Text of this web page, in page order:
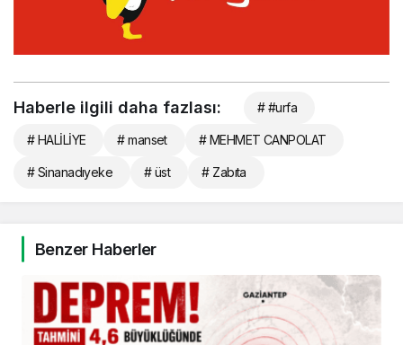
Haberle ilgili daha fazlası: # #urfa
# HALİLİYE # manset # MEHMET CANPOLAT
# Sinanadıyeke # üst # Zabıta
Benzer Haberler